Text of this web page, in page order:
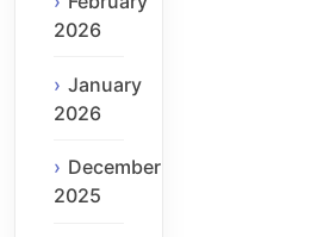
2026
January
2026
December
2025